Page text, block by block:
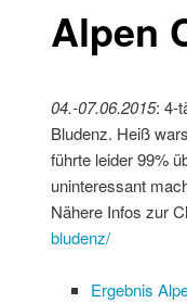
Alpen
04.-07.06.2015: 4-
Bludenz. Heiß
führte leider 99%
uninteressant
Nähere Infos zur
bludenz/
Ergebnis